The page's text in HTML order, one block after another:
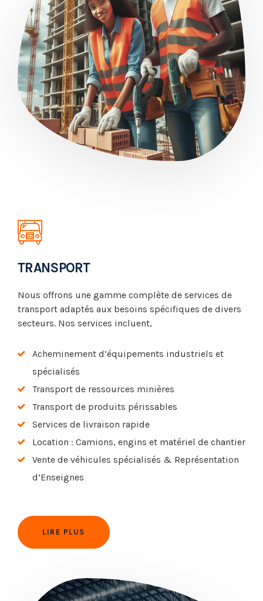
TRANSPORT
Nous offrons une gamme complète de services de
transport adaptés aux besoins spécifiques de divers
secteurs. Nos services incluent,
Acheminement d’équipements industriels et
spécialisés
Transport de ressources minières
Transport de produits périssables
Services de livraison rapide
Location : Camions, engins et matériel de chantier
Vente de véhicules spécialisés & Représentation
d’Enseignes
LIRE PLUS